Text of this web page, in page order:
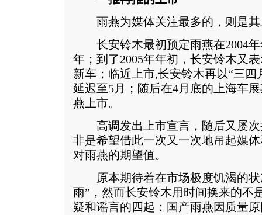
雨燕为媒体关注最多的，则是其
长安铃木最初预定雨燕在2004年
年；到了2005年年初，长安铃木又
新车；临近上市,长安铃木再以“三
延迟至5月；随后在4月底的上海车
燕上市。
高调发出上市宣言，随后又屡次
非是希望借此一次又一次地吊起媒
对雨燕的期望值。
原本期待着在市场极度饥渴的状
雨”，然而长安铃木用时间换来的不
疑和谣言的四起：国产雨燕因质量